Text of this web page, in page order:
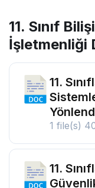
11. Sınıf
İşletmenliği
11.
1 file(s)
11.